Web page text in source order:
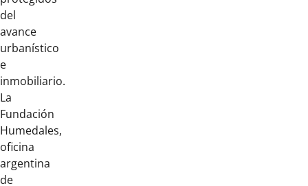
del
avance
urbanístico
e
inmobiliario.
La
Fundación
Humedales,
oficina
argentina
de